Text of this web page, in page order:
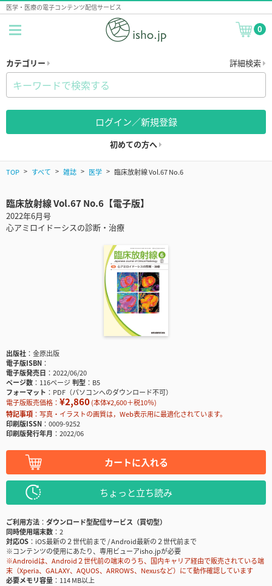
医学・医療の電子コンテンツ配信サービス
0
カテゴリー 詳細検索
ログイン／新規登録
初めての方へ
TOP すべて 雑誌 医学 臨床放射線 Vol.67 No.6
臨床放射線 Vol.67 No.6【電子版】
2022年6月号
心アミロイドーシスの診断・治療
出版社
金原出版
電子版ISBN
電子版発売日
2022/06/20
ページ数
116ページ判型
B5
フォーマット
PDF（パソコンへのダウンロード不可）
電子版販売価格： ¥2,860(本体¥2,600＋税10％)
特記事項
写真・イラストの画質は，Web表示用に最適化されています。
印刷版ISSN
0009-9252
印刷版発行年月
2022/06
カートに入れる
ちょっと立ち読み
ご利用方法
ダウンロード型配信サービス（買切型）
同時使用端末数
2
対応OS
iOS最新の２世代前まで / Android最新の２世代前まで
※コンテンツの使用にあたり、専用ビューアisho.jpが必要
※Androidは、Android２世代前の端末のうち、国内キャリア経由で販売されている端
末（Xperia、GALAXY、AQUOS、ARROWS、Nexusなど）にて動作確認しています
必要メモリ容量
114 MB以上